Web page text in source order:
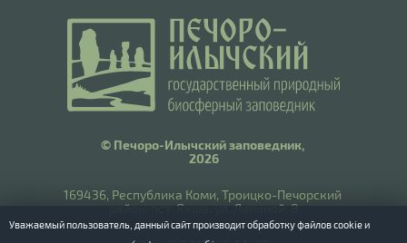
© Печоро-Илычский заповедник,
2026
169436, Республика Коми, Троицко-Печорский
район, пст. Якша, ул. Ланиной, 8
Уважаемый пользователь, данный сайт производит обработку файлов cookie и